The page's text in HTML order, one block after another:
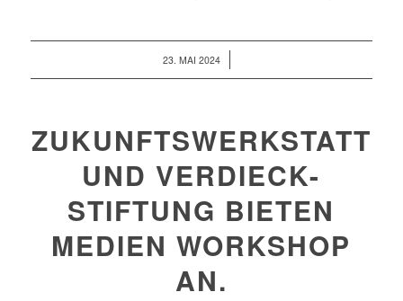
23. MAI 2024
/
ZUKUNFTSWERKSTATT
UND VERDIECK-
STIFTUNG BIETEN
MEDIEN WORKSHOP
AN.